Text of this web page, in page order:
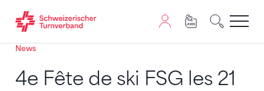
Zum Inhalt springen
Zur Sitemap navigieren
Zum Navigieren dieser Seite wird JavaScript benötigt.
News
4e Fête de ski FSG les 21